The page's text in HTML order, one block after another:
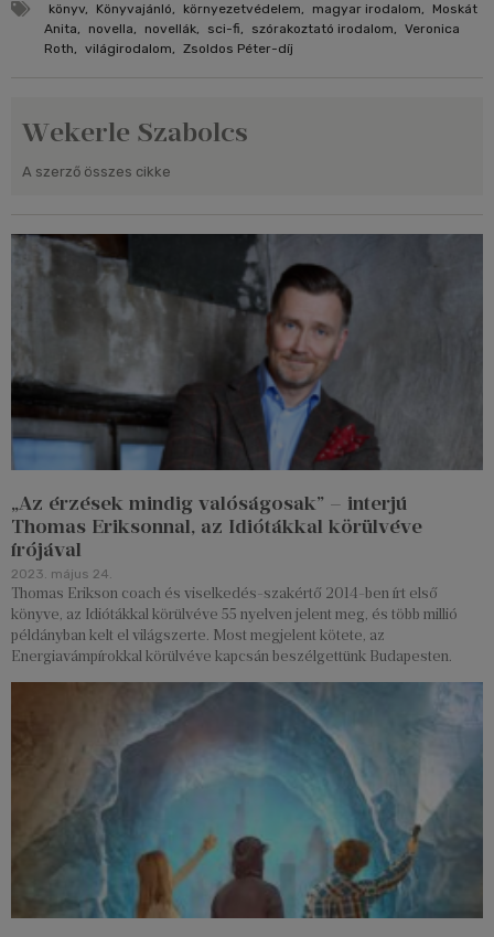
könyv, Könyvajánló, környezetvédelem, magyar irodalom,
Moskát
Anita, novella, novellák, sci-fi, szórakoztató irodalom, Veronica
Roth, világirodalom, Zsoldos Péter-díj
Wekerle Szabolcs
A szerző összes cikke
„Az érzések mindig valóságosak” – interjú
Thomas Eriksonnal, az Idiótákkal körülvéve
írójával
2023. május 24.
Thomas Erikson coach és viselkedés-szakértő 2014-ben írt első
könyve, az Idiótákkal körülvéve 55 nyelven jelent meg, és több millió
példányban kelt el világszerte. Most megjelent kötete, az
Energiavámpírokkal körülvéve kapcsán beszélgettünk Budapesten.